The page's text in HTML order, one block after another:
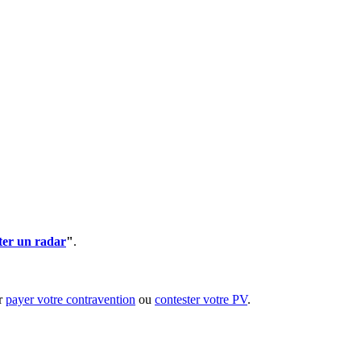
un radar".
payer votre contravention ou contester votre PV.